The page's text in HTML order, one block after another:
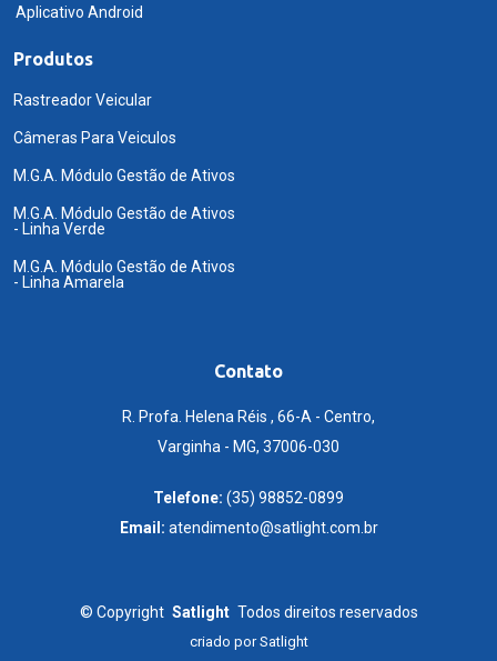
Aplicativo Android
Produtos
Rastreador Veicular
Câmeras Para Veiculos
M.G.A. Módulo Gestão de Ativos
M.G.A. Módulo Gestão de Ativos
- Linha Verde
M.G.A. Módulo Gestão de Ativos
- Linha Amarela
Contato
R. Profa. Helena Réis , 66-A - Centro,
Varginha - MG, 37006-030
Telefone: (35) 98852-0899
Email: atendimento@satlight.com.br
© Copyright Satlight Todos direitos reservados
criado porSatlight